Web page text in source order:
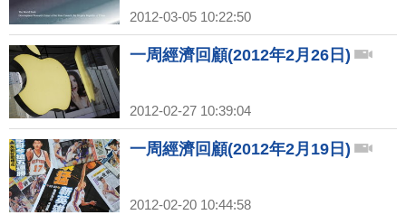
2012-03-05 10:22:50
一周經濟回顧(2012年2月26日)
2012-02-27 10:39:04
一周經濟回顧(2012年2月19日)
2012-02-20 10:44:58